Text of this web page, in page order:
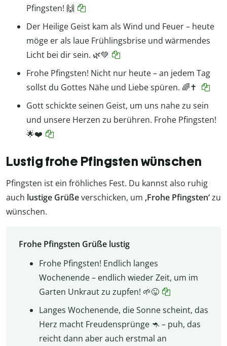
Pfingsten! 🙌
Der Heilige Geist kam als Wind und Feuer – heute
möge er als laue Frühlingsbrise und wärmendes
Licht bei dir sein. 🌿💚
Frohe Pfingsten! Nicht nur heute – an jedem Tag
sollst du Gottes Nähe und Liebe spüren. 🌈✝️
Gott schickte seinen Geist, um uns nahe zu sein
und unsere Herzen zu berühren. Frohe Pfingsten!
🌟❤️
Lustig frohe Pfingsten wünschen
Pfingsten ist ein fröhliches Fest. Du kannst also ruhig
auch lustige Grüßeverschicken, um ‚Frohe Pfingsten‘zu
wünschen.
Frohe Pfingsten Grüße lustig
Frohe Pfingsten! Endlich langes
Wochenende – endlich wieder Zeit, um im
Garten Unkraut zu zupfen! 🌱😜
Langes Wochenende, die Sonne scheint, das
Herz macht Freudensprünge 🦘 – puh, das
reicht dann aber auch erstmal an